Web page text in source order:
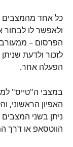
כל אחד מהמצבים
ולאפשר לו לבחור
הפרסום –
לזכור ולדעת
הפעלה אחר.
במצבי ה"טייס"
האפיון הראשוני,
ניתן בשני
הווטסאפ או דרך